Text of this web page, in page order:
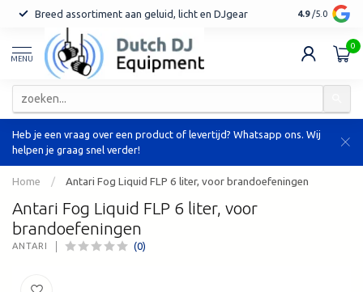
Breed assortiment aan geluid, licht en DJgear Tot 7 jaar
4.9 /5.0
MENU
0
Heb je een vraag over een product of levertijd? Whatsapp ons. Wij
helpen je graag snel verder!
Home / Antari Fog Liquid FLP 6 liter, voor brandoefeningen
Antari Fog Liquid FLP 6 liter, voor
brandoefeningen
ANTARI (0)